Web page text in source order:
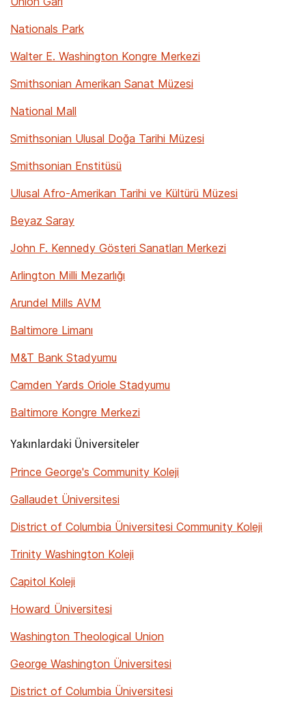
Nationals Park
Walter E. Washington Kongre Merkezi
Smithsonian Amerikan Sanat Müzesi
National Mall
Smithsonian Ulusal Doğa Tarihi Müzesi
Smithsonian Enstitüsü
Ulusal Afro-Amerikan Tarihi ve Kültürü Müzesi
Beyaz Saray
John F. Kennedy Gösteri Sanatları Merkezi
Arlington Milli Mezarlığı
Arundel Mills AVM
Baltimore Limanı
M&T Bank Stadyumu
Camden Yards Oriole Stadyumu
Baltimore Kongre Merkezi
Yakınlardaki Üniversiteler
Prince George's Community Koleji
Gallaudet Üniversitesi
District of Columbia Üniversitesi Community Koleji
Trinity Washington Koleji
Capitol Koleji
Howard Üniversitesi
Washington Theological Union
George Washington Üniversitesi
District of Columbia Üniversitesi